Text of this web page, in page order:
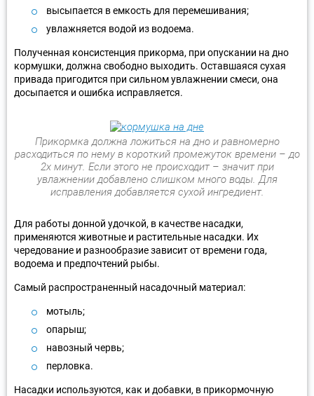
высыпается в емкость для перемешивания;
увлажняется водой из водоема.
Полученная консистенция прикорма, при опускании на дно
кормушки, должна свободно выходить. Оставшаяся сухая
привада пригодится при сильном увлажнении смеси, она
досыпается и ошибка исправляется.
Прикормка должна ложиться на дно и равномерно
расходиться по нему в короткий промежуток времени – до
2х минут. Если этого не происходит – значит при
увлажнении добавлено слишком много воды. Для
исправления добавляется сухой ингредиент.
Для работы донной удочкой, в качестве насадки,
применяются животные и растительные насадки. Их
чередование и разнообразие зависит от времени года,
водоема и предпочтений рыбы.
Самый распространенный насадочный материал:
мотыль;
опарыш;
навозный червь;
перловка.
Насадки используются, как и добавки, в прикормочную